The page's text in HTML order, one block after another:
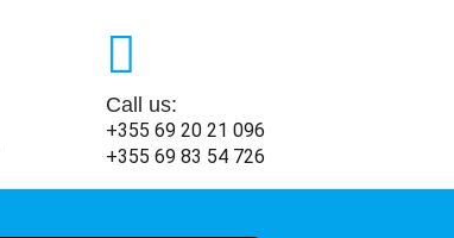
Call us:
+355 69 20 21 096
+355 69 83 54 726